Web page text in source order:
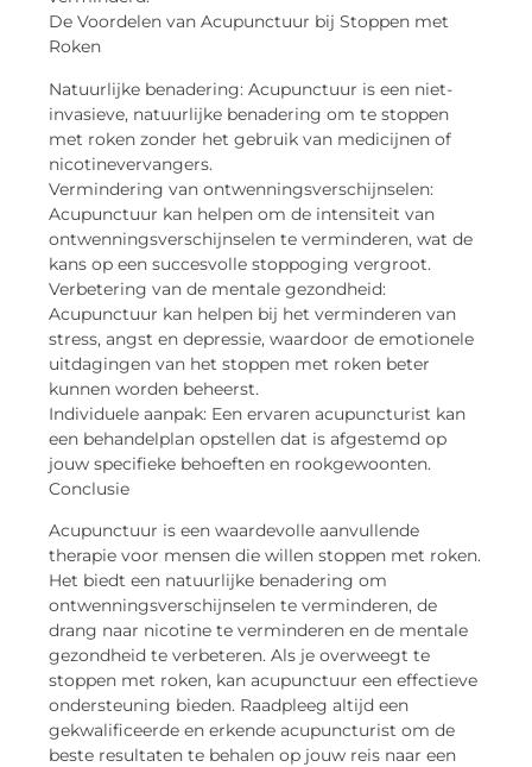
De Voordelen van Acupunctuur bij Stoppen met
Roken
Natuurlijke benadering: Acupunctuur is een niet-
invasieve, natuurlijke benadering om te stoppen
met roken zonder het gebruik van medicijnen of
nicotinevervangers.
Vermindering van ontwenningsverschijnselen:
Acupunctuur kan helpen om de intensiteit van
ontwenningsverschijnselen te verminderen, wat de
kans op een succesvolle stoppoging vergroot.
Verbetering van de mentale gezondheid:
Acupunctuur kan helpen bij het verminderen van
stress, angst en depressie, waardoor de emotionele
uitdagingen van het stoppen met roken beter
kunnen worden beheerst.
Individuele aanpak: Een ervaren acupuncturist kan
een behandelplan opstellen dat is afgestemd op
jouw specifieke behoeften en rookgewoonten.
Conclusie
Acupunctuur is een waardevolle aanvullende
therapie voor mensen die willen stoppen met roken.
Het biedt een natuurlijke benadering om
ontwenningsverschijnselen te verminderen, de
drang naar nicotine te verminderen en de mentale
gezondheid te verbeteren. Als je overweegt te
stoppen met roken, kan acupunctuur een effectieve
ondersteuning bieden. Raadpleeg altijd een
gekwalificeerde en erkende acupuncturist om de
beste resultaten te behalen op jouw reis naar een